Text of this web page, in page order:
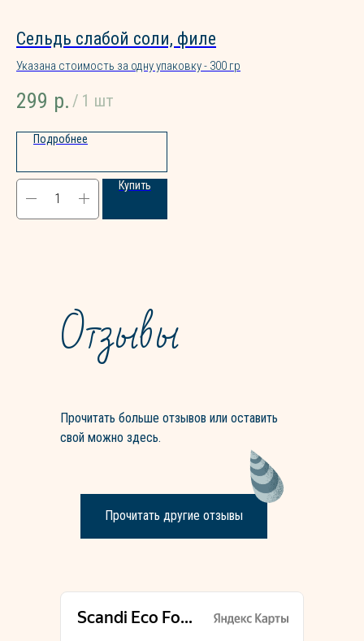
Сельдь слабой соли, филе
Указана стоимость за одну упаковку - 300 гр
299 р. / 1 шт
Подробнее
Купить
Отзывы
Прочитать другие отзывы
Прочитать больше отзывов или оставить
свой можно здесь.